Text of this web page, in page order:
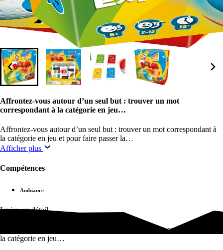
Affrontez-vous autour d’un seul but : trouver un mot
correspondant à la catégorie en jeu…
Affrontez-vous autour d’un seul but : trouver un mot correspondant à
la catégorie en jeu et pour faire passer la…
Afficher plus
Compétences
Ambiance
Le jeu en détail
Affrontez-vous autour d’un seul but : trouver un mot correspondant à
la catégorie en jeu…